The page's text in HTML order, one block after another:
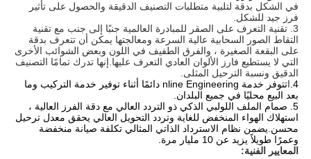
في الشكل بدقة لتلبية متطلبات التصنيف الدقيقة والحصول على تأثير
فرز جيد للشكل.
3. تقنية التعرف على الصقر للمبادرة العالمية جنبًا إلى جنب مع تقنية
التقاط الصور السحابية عالية السرعة ومعالجتها يمكن أن تتعرف بدقة
على البقعة الصغيرة ، والفرق الطفيف في اللون وبعض الشوائب الأخرى
التي لا يستطيع فارز الألوان العادي التعرف عليها.إنها تدرك تمامًا التصنيف
الدقيق ونسبة الترحيل المثلى.
4. ا
تتوفر خدمة nline Engineering دائمًا أثناء توفير خدمة التركيب وما
بعد البيع محليًا في جميع البلدان.
5. صمام الملف اللولبي الذكي ذو التردد العالي مع دقة الفرز العالية ،
استهلاك الهواء المنخفض للغاية وتردد التحويل العالي يحقق معدل ترحيل
محسن.يضمن نظام الاسترداد الذاتي المثالي تكلفة صيانة منخفضة
وعمرًا طويلاً يزيد عن 10 مليار مرة.
المعايير الفنية: